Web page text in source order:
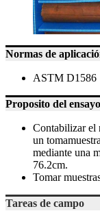
Normas de
ASTM D1586
Proposito del ensayo
Contabilizar el
un
mediante una
76.2cm.
Tomar
Tareas de campo